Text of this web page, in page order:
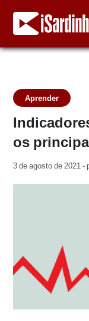
Aprender
os
3 de agosto de 2021 -